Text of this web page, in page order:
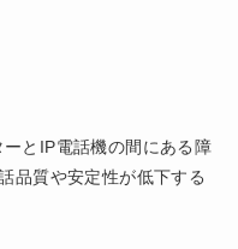
とIP電話機の間にある障
品質や安定性が低下する